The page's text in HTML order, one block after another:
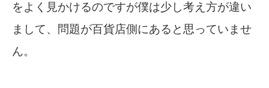
をよく見かけるのですが僕は少し考え方が違い
まして、問題が百貨店側にあると思っていませ
ん。